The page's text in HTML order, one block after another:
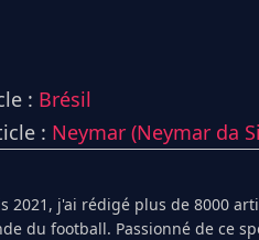
: Brésil
: Neymar (Neymar da
2021, j'ai rédigé plus de 8000
du football. Passionné de ce